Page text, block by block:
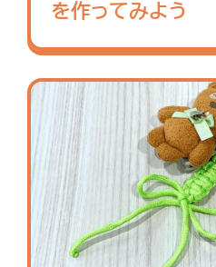
を作ってみよう